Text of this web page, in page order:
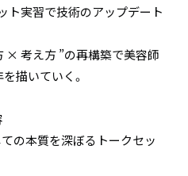
ト実習で技術のアップデート
× 考え方 ”の再構築で美容師
描いていく。
ての本質を深ぼるトークセッ